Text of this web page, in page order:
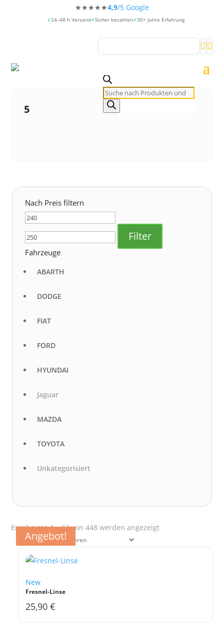
★★★★★4,9/5 Google
24–48 h Versand Sicher bezahlen 30+ Jahre Erfahrung


Products
search
5
Nach Preis filtern
Min.
Filter
Fahrzeuge
ABARTH
DODGE
FIAT
FORD
HYUNDAI
Jaguar
MAZDA
TOYOTA
Unkategorisiert
Ergebnisse 1 – 62 von 448 werden angezeigtNach
New
Fresnel-Linse
25,90€
Angebot!
Angebot!
Angebot!
Angebot!